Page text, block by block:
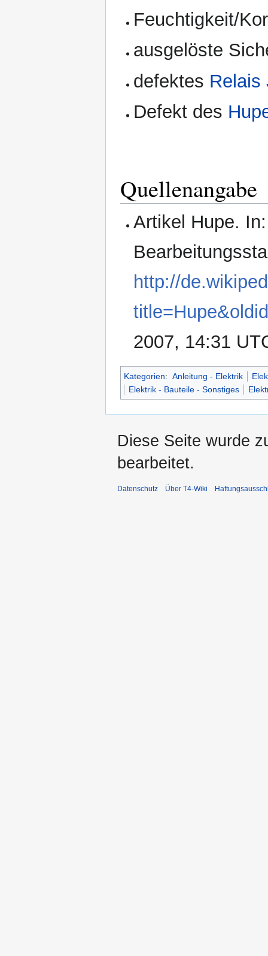
Feuchtigkeit/
ausgelöste
defektes Relais
Defekt des
Quellenangabe
Artikel Hupe.
http://
2007, 14:31
Kategorien: Anleitung - Elektrik
Elektrik - Bauteile - Sonstiges
Diese Seite wurde
bearbeitet.
Datenschutz Über T4-Wiki